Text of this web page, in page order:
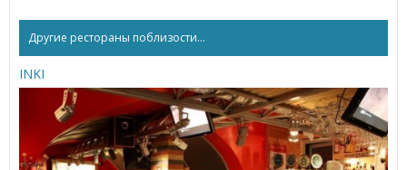
Другие рестораны поблизости...
INKI